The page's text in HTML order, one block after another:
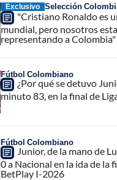
Exclusivo Selección
"Cristiano Ronaldo es
mundial, pero nosotros
representando a Colombia"
Fútbol Colombiano
¿Por qué se detuvo
minuto 83, en la final de
Fútbol Colombiano
Junior, de la mano de
0 a Nacional en la ida de la
BetPlay I-2026